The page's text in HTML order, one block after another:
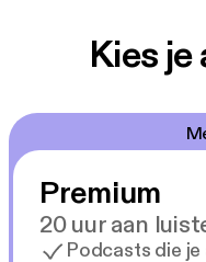
Kies
Premium
20 uur aan
Podcasts die